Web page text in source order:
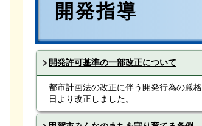
開発指導
開発許可基準の一部改正について
都市計画法の改正に伴う開発行為の厳
日より改正しました。